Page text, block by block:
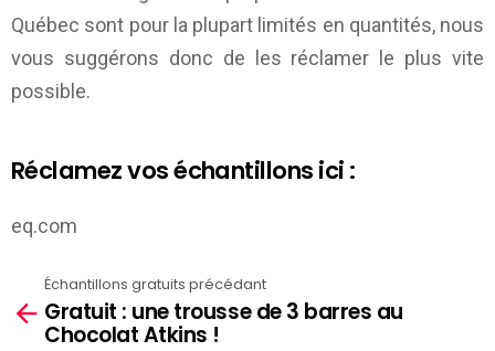
Québec sont pour la plupart limités en quantités, nous
vous suggérons donc de les réclamer le plus vite
possible.
Réclamez vos échantillons ici :
eq.com
more
Échantillons gratuits précédant
Gratuit : une trousse de 3 barres au
Chocolat Atkins !